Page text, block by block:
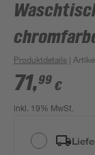
Produktdetails |
71,99 €
inkl. 19% MwSt.